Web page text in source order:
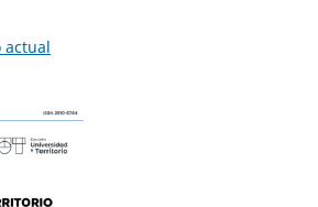
actual